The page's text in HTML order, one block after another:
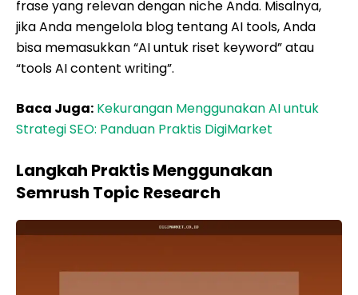
frase yang relevan dengan niche Anda. Misalnya,
jika Anda mengelola blog tentang AI tools, Anda
bisa memasukkan “AI untuk riset keyword” atau
“tools AI content writing”.
Baca Juga: Kekurangan Menggunakan AI untuk
Strategi SEO: Panduan Praktis DigiMarket
Langkah Praktis Menggunakan
Semrush Topic Research